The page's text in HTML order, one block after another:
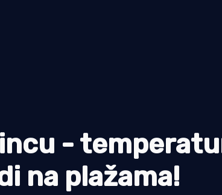
-
na plažama!